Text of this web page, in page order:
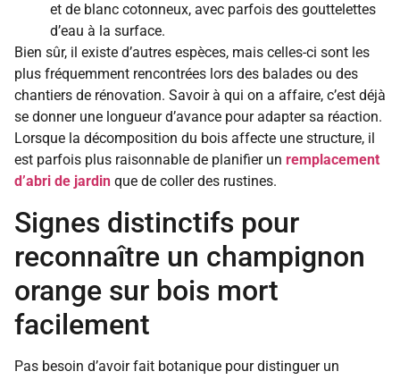
et de blanc cotonneux, avec parfois des gouttelettes
d’eau à la surface.
Bien sûr, il existe d’autres espèces, mais celles-ci sont les
plus fréquemment rencontrées lors des balades ou des
chantiers de rénovation. Savoir à qui on a affaire, c’est déjà
se donner une longueur d’avance pour adapter sa réaction.
Lorsque la décomposition du bois affecte une structure, il
est parfois plus raisonnable de planifier un remplacement
d’abri de jardin que de coller des rustines.
Signes distinctifs pour
reconnaître un champignon
orange sur bois mort
facilement
Pas besoin d’avoir fait botanique pour distinguer un